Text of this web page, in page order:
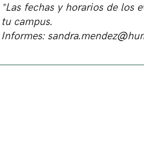
*Las fechas y horarios de los
tu campus.
Informes: